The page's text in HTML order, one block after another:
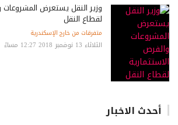
وزير النقل يستعرض المشروعات
لقطاع النقل
متفرقات من خارج الإسكندرية
الثلاثاء 13 نوفمبر 2018 12:27 مساءً
أحدث الاخبار